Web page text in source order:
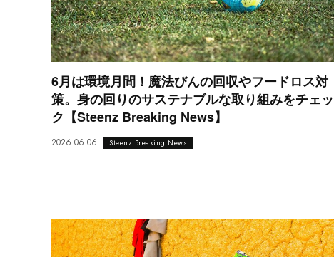
6月は環境月間！魔法びんの回収やフードロス対
策。身の回りのサステナブルな取り組みをチェッ
ク【Steenz Breaking News】
2026.06.06 Steenz Breaking News